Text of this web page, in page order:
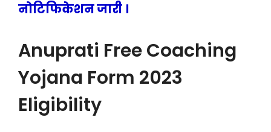
नोटिफिकेशन जारी ।
Anuprati Free Coaching
Yojana Form 2023
Eligibility